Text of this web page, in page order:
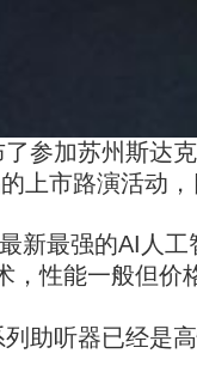
参加苏州斯达
的上市路演活动
新最强的AI人
，性能一般但
助听器已经是